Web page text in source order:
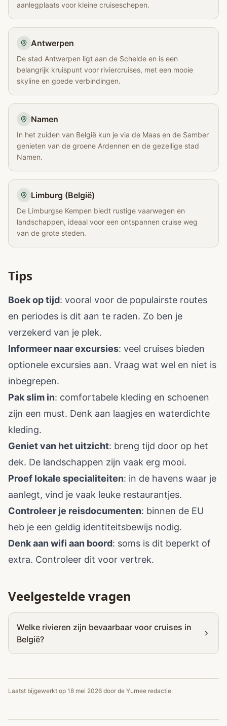
aanlegplaats voor kleine cruiseschepen.
Antwerpen
De stad Antwerpen ligt aan de Schelde en is een
belangrijk kruispunt voor riviercruises, met een mooie
skyline en goede verbindingen.
Namen
In het zuiden van België kun je via de Maas en de Samber
genieten van de groene Ardennen en de gezellige stad
Namen.
Limburg (België)
De Limburgse Kempen biedt rustige vaarwegen en
landschappen, ideaal voor een ontspannen cruise weg
van de grote steden.
Tips
Boek op tijd: vooral voor de populairste routes
en periodes is dit aan te raden. Zo ben je
verzekerd van je plek.
Informeer naar excursies: veel cruises bieden
optionele excursies aan. Vraag wat wel en niet is
inbegrepen.
Pak slim in: comfortabele kleding en schoenen
zijn een must. Denk aan laagjes en waterdichte
kleding.
Geniet van het uitzicht: breng tijd door op het
dek. De landschappen zijn vaak erg mooi.
Proef lokale specialiteiten: in de havens waar je
aanlegt, vind je vaak leuke restaurantjes.
Controleer je reisdocumenten: binnen de EU
heb je een geldig identiteitsbewijs nodig.
Denk aan wifi aan boord: soms is dit beperkt of
extra. Controleer dit voor vertrek.
Veelgestelde vragen
Welke rivieren zijn bevaarbaar voor cruises in
België?
Laatst bijgewerkt op 18 mei 2026 door de Yurnee redactie.